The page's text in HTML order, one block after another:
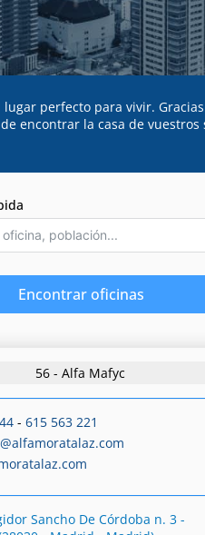
perfecto para vivir.
encontrar la casa de
Encontrar oficinas
56 - Alfa Mafyc
-615 563 221
Sancho De Córdoba n. 3 -